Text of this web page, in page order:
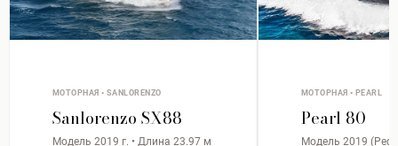
МОТОРНАЯ • SANLORENZO
Sanlorenzo SX88
Модель 2019 г. • Длина 23.97 м
МОТОРНАЯ • PEARL
Pearl 80
Модель 2019